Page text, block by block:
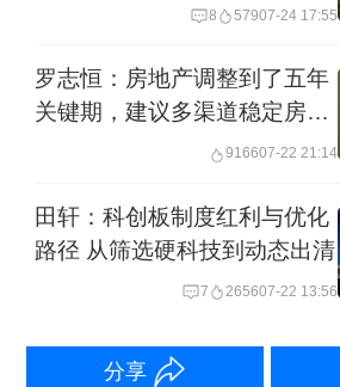
8 57907-24 17:55
罗志恒：房地产调整到了五年
关键期，建议多渠道稳定房地
916607-22 21:14
田轩：科创板制度红利与优化
路径 从筛选硬科技到动态出清
7 265607-22 13:56
分享